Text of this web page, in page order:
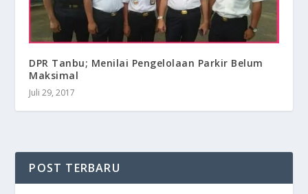
DPR Tanbu; Menilai Pengelolaan Parkir Belum
Maksimal
Juli 29, 2017
POST TERBARU